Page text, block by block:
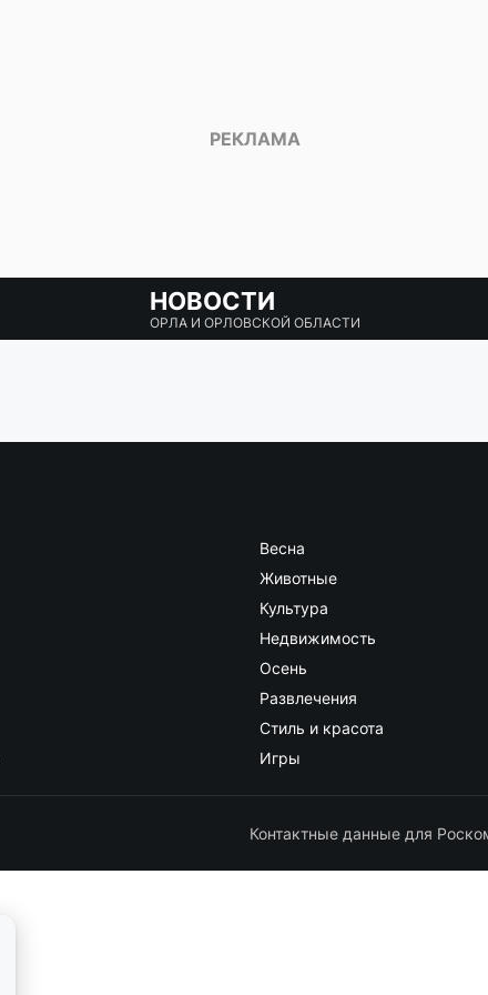
НОВОСТИ
ОРЛА И ОРЛОВСКОЙ ОБЛАСТИ
Весна
Животные
Культура
Недвижимость
Осень
Развлечения
Стиль и красота
Игры
Контактные данные для